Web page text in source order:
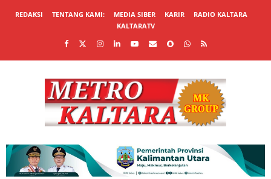
REDAKSI TENTANG KAMI: MEDIA SIBER KARIR
RADIO KALTARA
KALTARATV